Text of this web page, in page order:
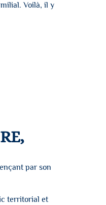
Voilà, il y
par son
territorial et